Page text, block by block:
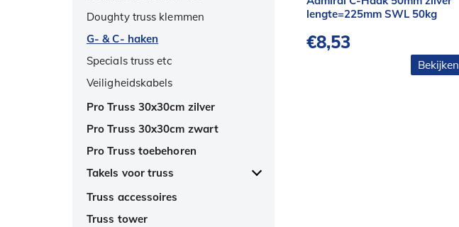
Doughty truss klemmen
G- & C- haken
Specials truss etc
Veiligheidskabels
Pro Truss 30x30cm zilver
Pro Truss 30x30cm zwart
Pro Truss toebehoren
Takels voor truss
All products
Handbediende takels
Truss accessoires
Truss tower
lengte=225mm SWL 50kg
€8,53
Bekijken